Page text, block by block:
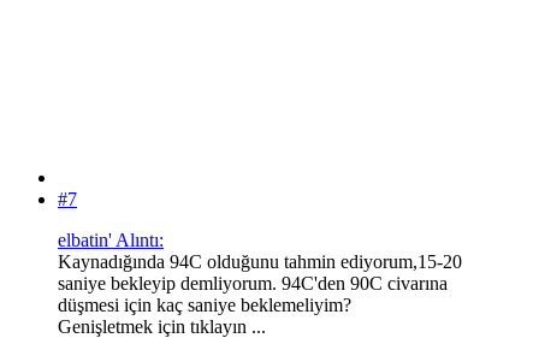
#7
elbatin' Alıntı:
Kaynadığında 94C olduğunu tahmin ediyorum,15-20
saniye bekleyip demliyorum. 94C'den 90C civarına
düşmesi için kaç saniye beklemeliyim?
Genişletmek için tıklayın ...